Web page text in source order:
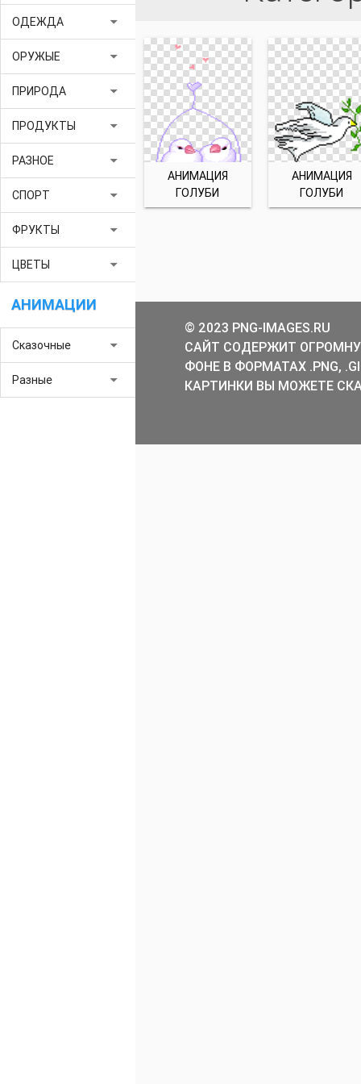
ОДЕЖДА arrow_drop_down
ОРУЖЫЕ arrow_drop_down
ПРИРОДА arrow_drop_down
ПРОДУКТЫ arrow_drop_down
РАЗНОЕ arrow_drop_down
СПОРТ arrow_drop_down
ФРУКТЫ arrow_drop_down
ЦВЕТЫ arrow_drop_down
АНИМАЦИИ
Сказочные arrow_drop_down
Разные arrow_drop_down
АНИМАЦИЯ
ГОЛУБИ
АНИМАЦИЯ
ГОЛУБИ
© 2023 PNG-IMAGES.RU
САЙТ СОДЕРЖИТ
ФОНЕ В ФОРМАТАХ .PNG,
КАРТИНКИ ВЫ МОЖЕТЕ